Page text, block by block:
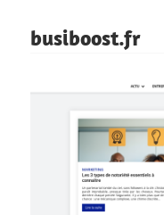
busiboost.fr